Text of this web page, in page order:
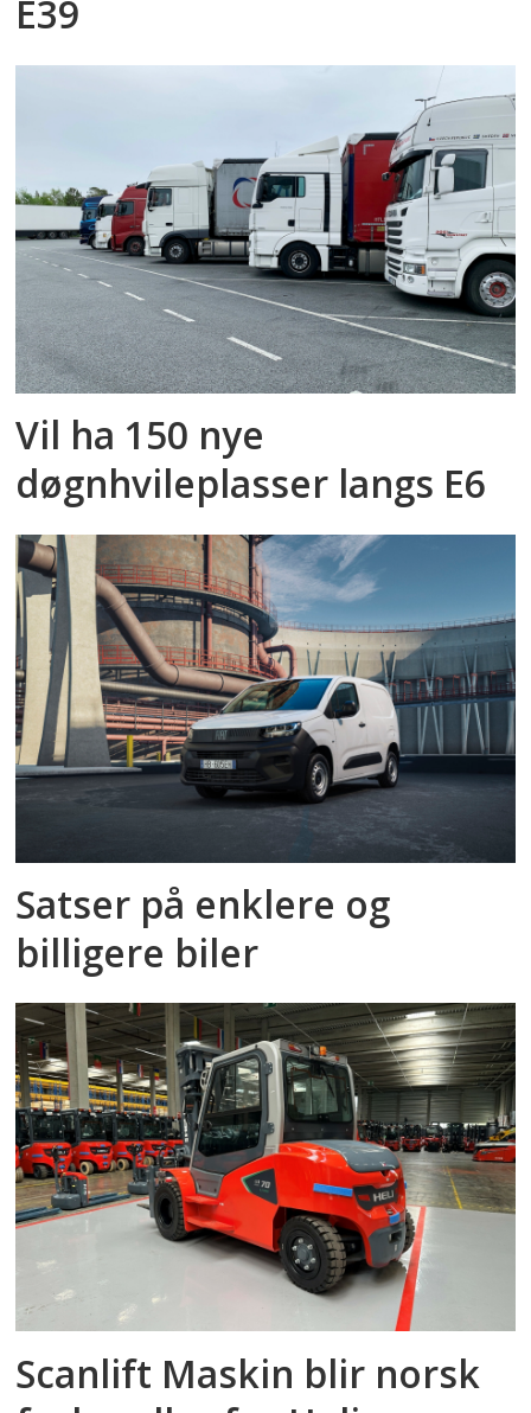
E39
Vil ha 150 nye
døgnhvileplasser langs E6
Satser på enklere og
billigere biler
Scanlift Maskin blir norsk